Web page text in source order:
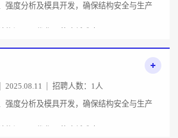
强度分析及模具开发，确保结构安全与生产
2025.08.11
招聘人数：1人
强度分析及模具开发，确保结构安全与生产